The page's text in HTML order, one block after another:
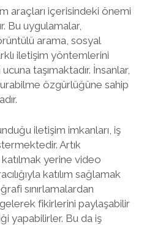
araçları içerisindeki önemi
Bu uygulamalar,
arama, sosyal
iletişim yöntemlerini
ucuna taşımaktadır. İnsanlar,
özgürlüğüne sahip
iletişim imkanları, iş
Artık
yerine video
katılım sağlamak
sınırlamalardan
fikirlerini paylaşabilir
yapabilirler. Bu da iş